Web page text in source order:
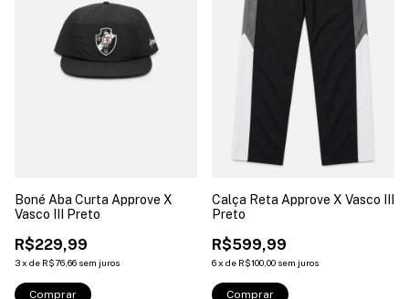
Boné Aba Curta Approve X
Vasco III Preto
R$229,99
3x de R$76,66 sem juros
Comprar
Calça Reta Approve X Vasco III
Preto
R$599,99
6x de R$100,00 sem juros
Comprar